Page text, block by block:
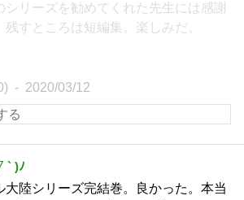
シリーズを勧めてくれた先生には感謝
残すところは短編集。楽しみだ。
2020/03/12
` )ﾉ
大陸シリーズ完結巻。良かった。本当